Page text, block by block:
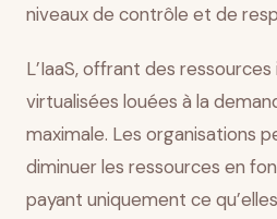
niveaux de contrôle et de
L’IaaS, offrant des
virtualisées louées à la
maximale. Les organisations
diminuer les ressources en
payant uniquement ce